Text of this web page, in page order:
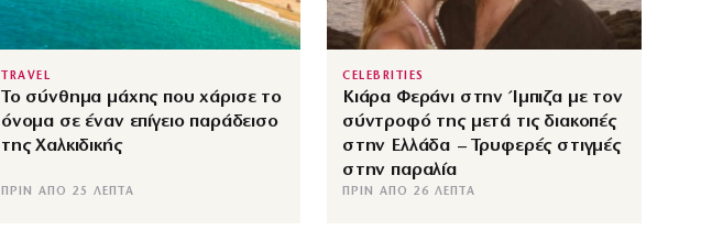
TRAVEL
Το σύνθημα μάχης που χάρισε το
όνομα σε έναν επίγειο παράδεισο
της Χαλκιδικής
ΠΡΙΝ ΑΠΌ 25 ΛΕΠΤΆ
CELEBRITIES
Κιάρα Φεράνι στην Ίμπιζα με τον
σύντροφό της μετά τις διακοπές
στην Ελλάδα – Τρυφερές στιγμές
στην παραλία
ΠΡΙΝ ΑΠΌ 26 ΛΕΠΤΆ